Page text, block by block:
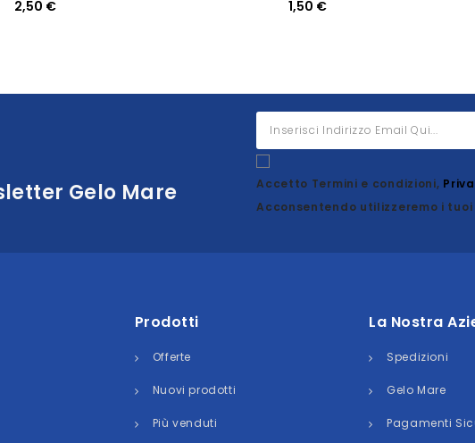
2,50 € 1,50 €
Gelo Mare Accetto Termini e condizioni,
Acconsentendo utilizzeremo i
Prodotti
Offerte
Nuovi prodotti
Più venduti
La Nostra
Spedizioni
Gelo Mare
Pagamenti